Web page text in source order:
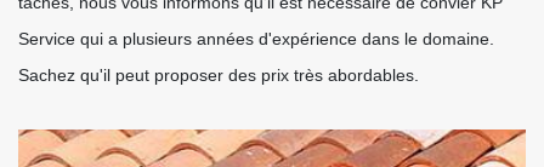
Service qui a plusieurs années d'expérience dans le domaine.
Sachez qu'il peut proposer des prix très abordables.